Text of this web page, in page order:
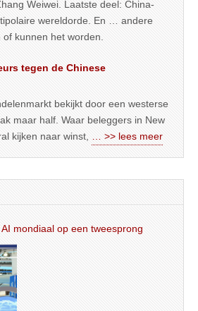
Weiwei. Laatste deel: China-
wereldorde. En … andere
kunnen het worden.
tegen de Chinese
bekijkt door een westerse
maar half. Waar beleggers in New
kijken naar winst,
… >> lees meer
De Leestafel # 108: AI mondiaal op een tweesprong